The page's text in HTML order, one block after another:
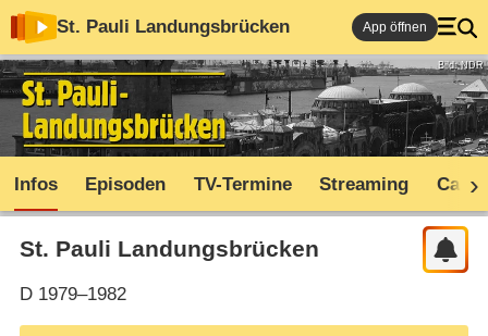
St. Pauli Landungsbrücken App öffnen
Bild: NDR
Infos Episoden TV-Termine Streaming Cast
St. Pauli Landungsbrücken
D1979–1982